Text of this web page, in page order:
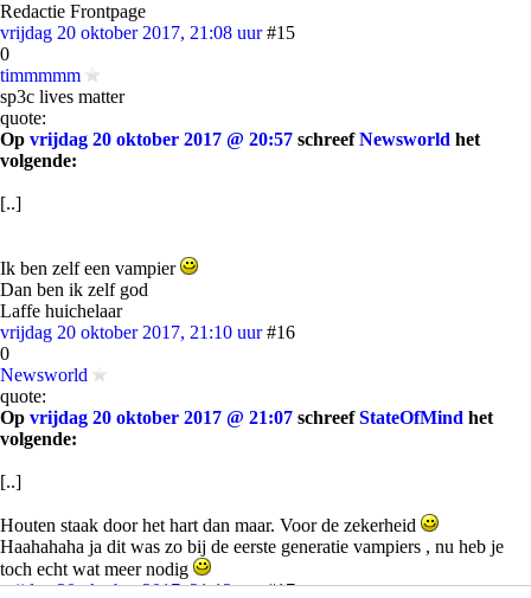
Redactie Frontpage
vrijdag 20 oktober 2017, 21:08 uur #15
0
timmmmm
sp3c lives matter
quote:
Op vrijdag 20 oktober 2017 @ 20:57 schreefNewsworld het
volgende:
[..]
Ik ben zelf een vampier
Dan ben ik zelf god
Laffe huichelaar
vrijdag 20 oktober 2017, 21:10 uur #16
0
Newsworld
quote:
Op vrijdag 20 oktober 2017 @ 21:07 schreefStateOfMind het
volgende:
[..]
Houten staak door het hart dan maar. Voor de zekerheid
Haahahaha ja dit was zo bij de eerste generatie vampiers , nu heb je
toch echt wat meer nodig
vrijdag 20 oktober 2017, 21:12 uur #17